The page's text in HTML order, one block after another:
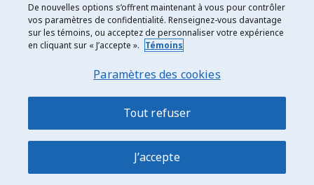
Exportation et développement Canada
Énoncé de confidentialité
Plan du site
De nouvelles options s’offrent maintenant à vous pour contrôler
vos paramètres de confidentialité. Renseignez-vous davantage
sur les témoins, ou acceptez de personnaliser votre expérience
en cliquant sur « J’accepte ». Témoins
Paramètres des cookies
Tout refuser
J’accepte